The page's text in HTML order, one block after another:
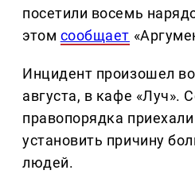
посетили восемь
этом сообщает
Инцидент произошел
августа, в кафе «Луч».
правопорядка
установить причину
людей.